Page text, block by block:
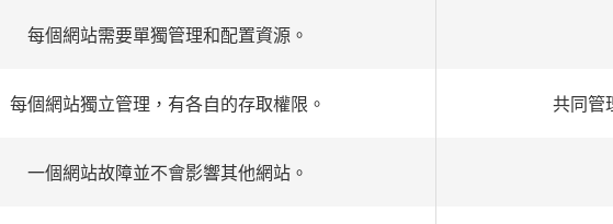
每個網站需要單獨管理和配置資源。
每個網站獨立管理，有各自的存取權限。 共同管
一個網站故障並不會影響其他網站。